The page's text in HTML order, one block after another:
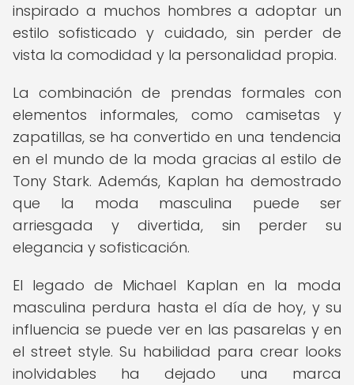
inspirado a muchos hombres a adoptar un
estilo sofisticado y cuidado, sin perder de
vista la comodidad y la personalidad propia.
La combinación de prendas formales con
elementos informales, como camisetas y
zapatillas, se ha convertido en una tendencia
en el mundo de la moda gracias al estilo de
Tony Stark. Además, Kaplan ha demostrado
que la moda masculina puede ser
arriesgada y divertida, sin perder su
elegancia y sofisticación.
El legado de Michael Kaplan en la moda
masculina perdura hasta el día de hoy, y su
influencia se puede ver en las pasarelas y en
el street style. Su habilidad para crear looks
inolvidables ha dejado una marca